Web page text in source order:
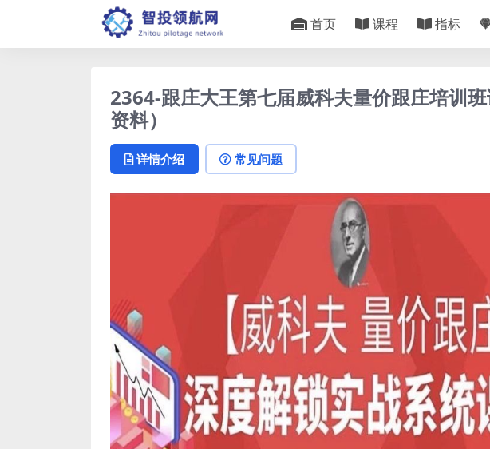
首页 课程 指标
2364-跟庄大王第七届威科夫量价跟庄培训
资料）
详情介绍 常见问题